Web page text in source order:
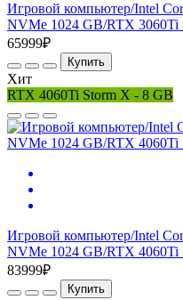
Игровой компьютер/Intel
NVMe 1024 GB/RTX 3060Ti
65999₽
Купить
Хит
RTX 4060Ti Storm X - 8 GB
Игровой компьютер/Intel
NVMe 1024 GB/RTX 4060Ti
83999₽
Купить